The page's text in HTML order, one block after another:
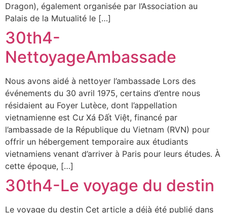
Dragon), également organisée par l’Association au
Palais de la Mutualité le […]
30th4-
NettoyageAmbassade
Nous avons aidé à nettoyer l’ambassade Lors des
événements du 30 avril 1975, certains d’entre nous
résidaient au Foyer Lutèce, dont l’appellation
vietnamienne est Cư Xá Đất Việt, financé par
l’ambassade de la République du Vietnam (RVN) pour
offrir un hébergement temporaire aux étudiants
vietnamiens venant d’arriver à Paris pour leurs études. À
cette époque, […]
30th4-Le voyage du destin
Le voyage du destin Cet article a déjà été publié dans